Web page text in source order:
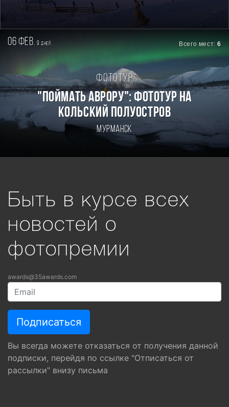
06 фев. 9дней Всего мест:6
Фототур
"Поймать Аврору": фототур на
Кольский полуостров
Мурманск
Быть в курсе всех
новостей о
фотопремии
awards@35awards.com
Вы всегда можете отказаться от получения данной
подписки, перейдя по ссылке "Отписаться от
рассылки" внизу письма